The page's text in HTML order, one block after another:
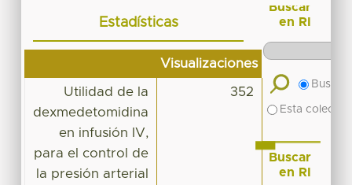
Estadísticas
Visualizaciones
Utilidad de la
dexmedetomidina
en infusión IV,
para el control de
la presión arterial
352
Buscar
en RI
Buscar
Esta
Buscar
en RI